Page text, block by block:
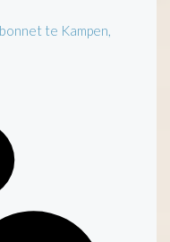
te Kampen,